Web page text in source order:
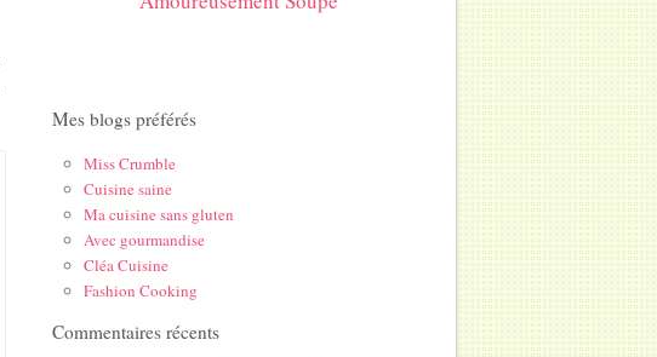
Mes blogs préférés
Miss Crumble
Cuisine saine
Ma cuisine sans gluten
Avec gourmandise
Cléa Cuisine
Fashion Cooking
Commentaires récents